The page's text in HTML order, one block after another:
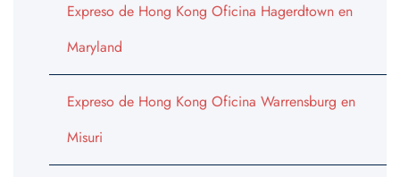
Expreso de Hong Kong Oficina Hagerdtown en
Maryland
Expreso de Hong Kong Oficina Warrensburg en
Misuri